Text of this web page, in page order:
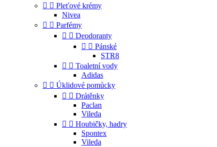
  Pleťové krémy
Nivea
  Parfémy
  Deodoranty
  Pánské
STR8
  Toaletní vody
Adidas
  Úklidové pomůcky
  Drátěnky
Paclan
Vileda
  Houbičky, hadry
Spontex
Vileda